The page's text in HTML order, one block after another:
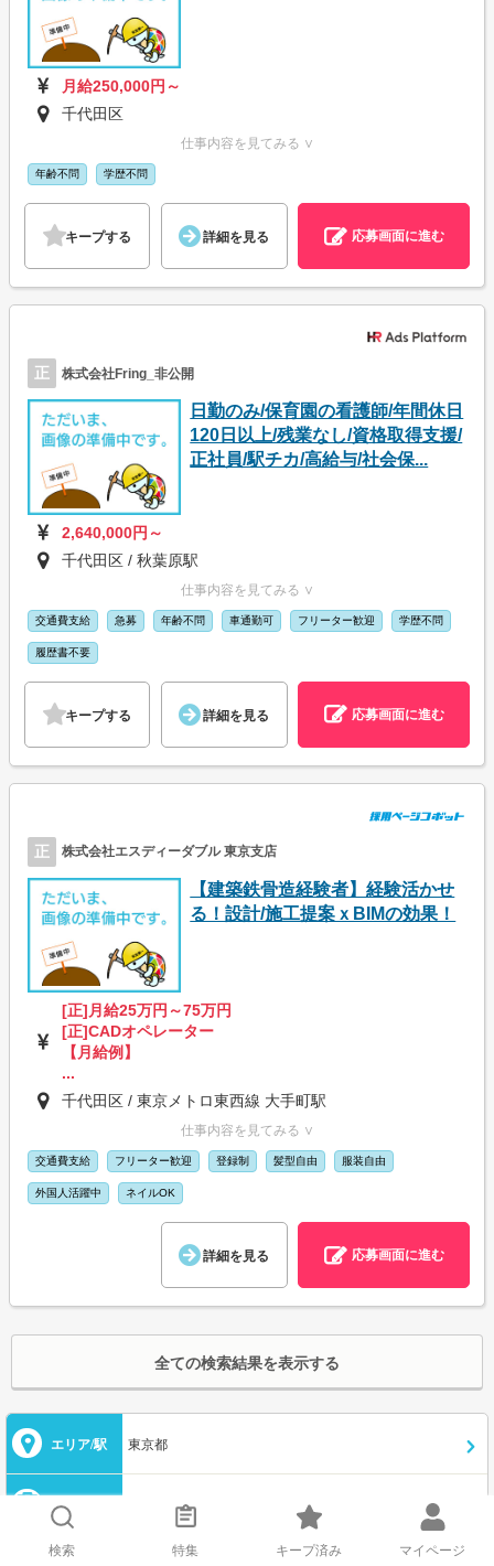
月給250,000円～
千代田区
仕事内容を見てみる ∨
年齢不問 学歴不問
キープする 詳細を見る 応募画面に進む
正 株式会社Fring_非公開
日勤のみ/保育園の看護師/年間休日
120日以上/残業なし/資格取得支援/
正社員/駅チカ/高給与/社会保...
2,640,000円～
千代田区 / 秋葉原駅
仕事内容を見てみる ∨
交通費支給 急募 年齢不問 車通勤可 フリーター歓迎 学歴不問
履歴書不要
キープする 詳細を見る 応募画面に進む
正 株式会社エスディーダブル 東京支店
【建築鉄骨造経験者】経験活かせ
る！設計/施工提案ｘBIMの効果！
[正]月給25万円～75万円
[正]CADオペレーター
【月給例】
...
千代田区 / 東京メトロ東西線 大手町駅
仕事内容を見てみる ∨
交通費支給 フリーター歓迎 登録制 髪型自由 服装自由
外国人活躍中 ネイルOK
詳細を見る 応募画面に進む
全ての検索結果を表示する
エリア/駅 東京都
職種 選択してください
検索 特集 キープ済み マイページ